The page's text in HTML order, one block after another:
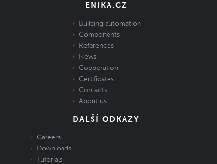
ENIKA.CZ
Building automation
Components
References
News
Cooperation
Certificates
Contacts
About us
DALŠÍ ODKAZY
Careers
Downloads
Tutorials